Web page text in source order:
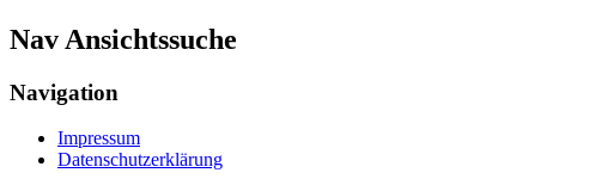
Nav Ansichtssuche
Navigation
Impressum
Datenschutzerklärung